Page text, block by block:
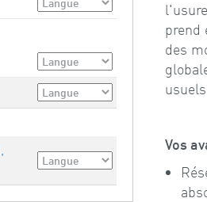
prend
des
Vos